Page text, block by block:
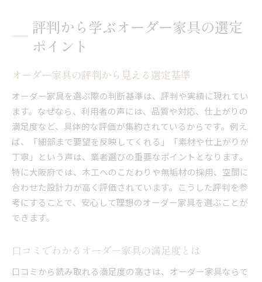
評判から学ぶオーダー家具の選定
ポイント
オーダー家具の評判から見える選定基準
オーダー家具を選ぶ際の判断基準は、評判や実績に現れてい
ます。なぜなら、利用者の声には、品質や対応、仕上がりの
満足度など、具体的な評価が集約されているからです。例え
ば、「細部まで要望を反映してくれる」「素材や仕上がりが
丁寧」という声は、業者選びの重要なポイントとなります。
特に大阪府では、木工へのこだわりや無垢材の採用、空間に
合わせた設計力が高く評価されています。こうした評判を参
考にすることで、安心して理想のオーダー家具を選ぶことが
できます。
口コミでわかるオーダー家具の満足度とは
口コミから読み取れる満足度の高さは、オーダー家具ならで